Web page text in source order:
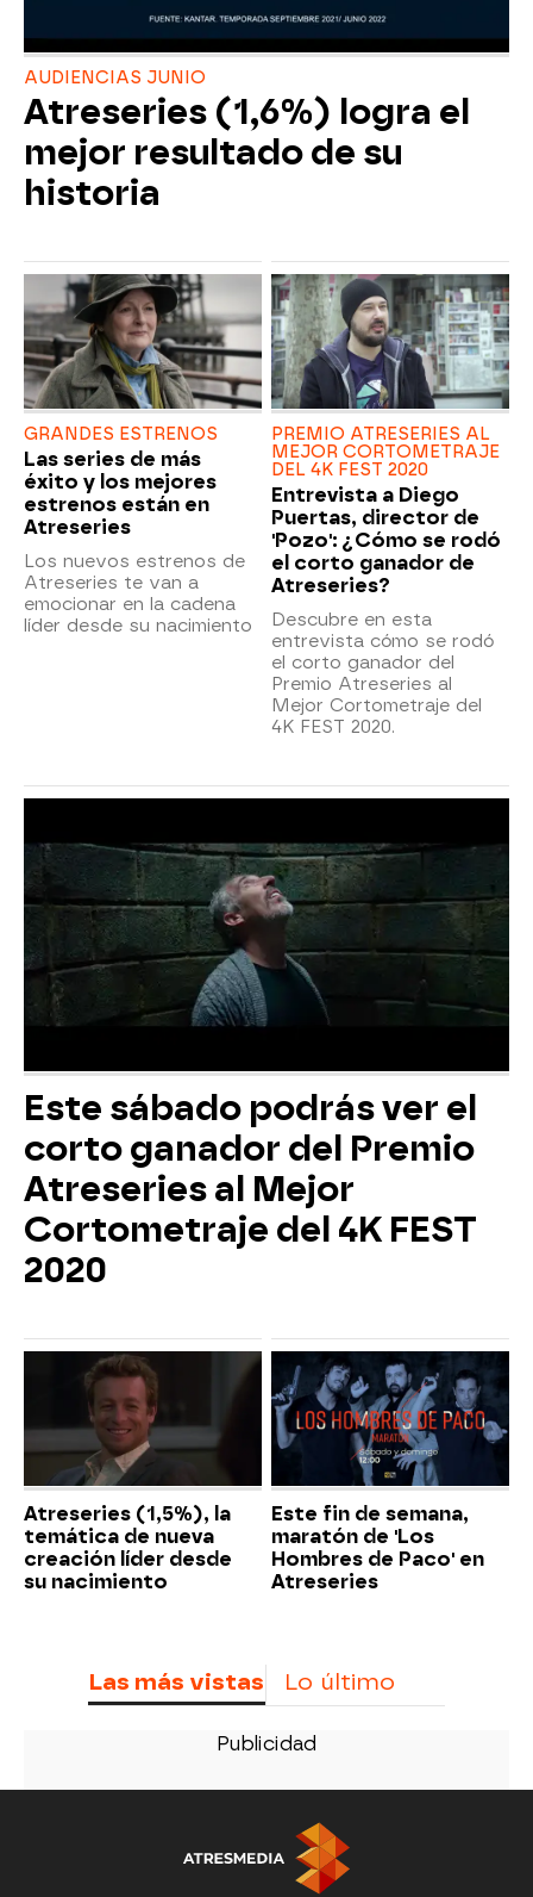
AUDIENCIAS JUNIO
Atreseries (1,6%) logra el
mejor resultado de su
historia
GRANDES ESTRENOS
Las series de más
éxito y los mejores
estrenos están en
Atreseries
Los nuevos estrenos de
Atreseries te van a
emocionar en la cadena
líder desde su nacimiento
PREMIO ATRESERIES AL
MEJOR CORTOMETRAJE
DEL 4K FEST 2020
Entrevista a Diego
Puertas, director de
'Pozo': ¿Cómo se rodó
el corto ganador de
Atreseries?
Descubre en esta
entrevista cómo se rodó
el corto ganador del
Premio Atreseries al
Mejor Cortometraje del
4K FEST 2020.
Este sábado podrás ver el
corto ganador del Premio
Atreseries al Mejor
Cortometraje del 4K FEST
2020
Atreseries (1,5%), la
temática de nueva
creación líder desde
su nacimiento
Este fin de semana,
maratón de 'Los
Hombres de Paco' en
Atreseries
Las más vistas Lo último